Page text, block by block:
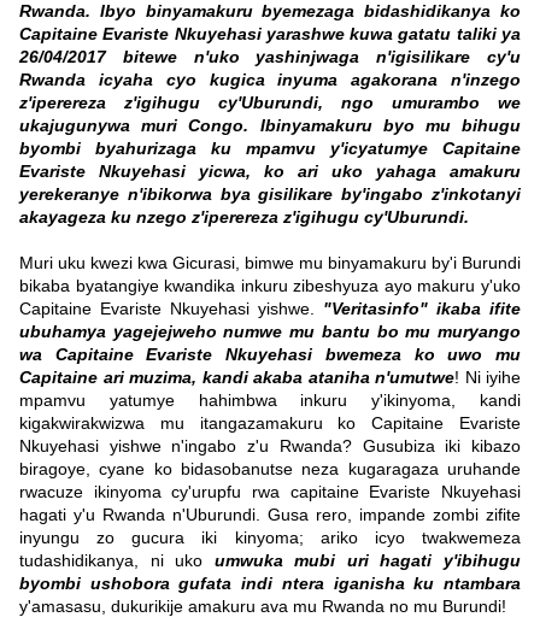
Rwanda. Ibyo binyamakurubyemezaga bidashidikanya ko
Capitaine Evariste Nkuyehasi yarashwe kuwa gatatu taliki ya
26/04/2017 bitewe n'uko yashinjwaga n'igisilikare cy'u
Rwanda icyaha cyo kugica inyuma agakorana n'inzego
z'iperereza z'igihugu cy'Uburundi, ngo umurambo we
ukajugunywa muri Congo. Ibinyamakuru byo mu bihugu
byombi byahurizaga ku mpamvu y'icyatumye Capitaine
Evariste Nkuyehasi yicwa, ko ari uko yahaga amakuru
yerekeranye n'ibikorwa bya gisilikare by'ingabo z'inkotanyi
akayageza ku nzego z'iperereza z'igihugu cy'Uburundi.
Muri uku kwezi kwa Gicurasi, bimwe mu binyamakuru by'i Burundi
bikaba byatangiye kwandika inkuru zibeshyuza ayo makuru y'uko
Capitaine Evariste Nkuyehasi yishwe.
"Veritasinfo" ikaba ifite
ubuhamya yagejejweho numwe mu bantu bo mu muryango
wa Capitaine Evariste Nkuyehasi bwemeza ko uwo mu
Capitaine ari muzima, kandi akaba ataniha n'umutwe! Ni iyihe
mpamvu yatumye hahimbwa inkuru y'ikinyoma, kandi
kigakwirakwizwa mu itangazamakuru ko Capitaine Evariste
Nkuyehasi yishwe n'ingabo z'u Rwanda? Gusubiza iki kibazo
biragoye, cyane ko bidasobanutse neza kugaragaza uruhande
rwacuze ikinyoma cy'urupfu rwa capitaine Evariste Nkuyehasi
hagati y'u Rwanda n'Uburundi. Gusa rero, impande zombi zifite
inyungu zo gucura iki kinyoma; ariko icyo twakwemeza
tudashidikanya, ni uko umwuka mubi uri hagati y'ibihugu
byombi ushobora gufata indi ntera iganisha ku ntambara
y'amasasu, dukurikije amakuru ava mu Rwanda no mu Burundi!